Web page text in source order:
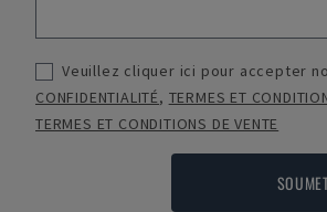
Veuillez cliquer ici pour accepter
CONFIDENTIALITÉ, TERMES ET
TERMES ET CONDITIONS DE VENTE